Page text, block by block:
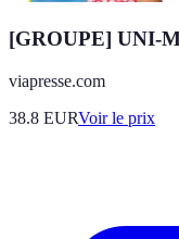
[GROUPE] UNI-
viapresse.com
38.8 EURVoir le prix